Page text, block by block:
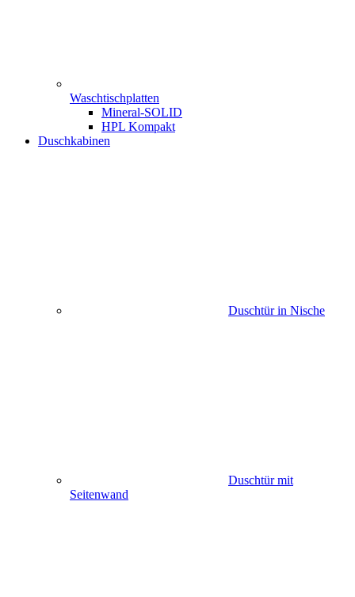
Waschtischplatten
Mineral-SOLID
HPL Kompakt
Duschkabinen
Duschtür in Nische
Duschtür mit
Seitenwand